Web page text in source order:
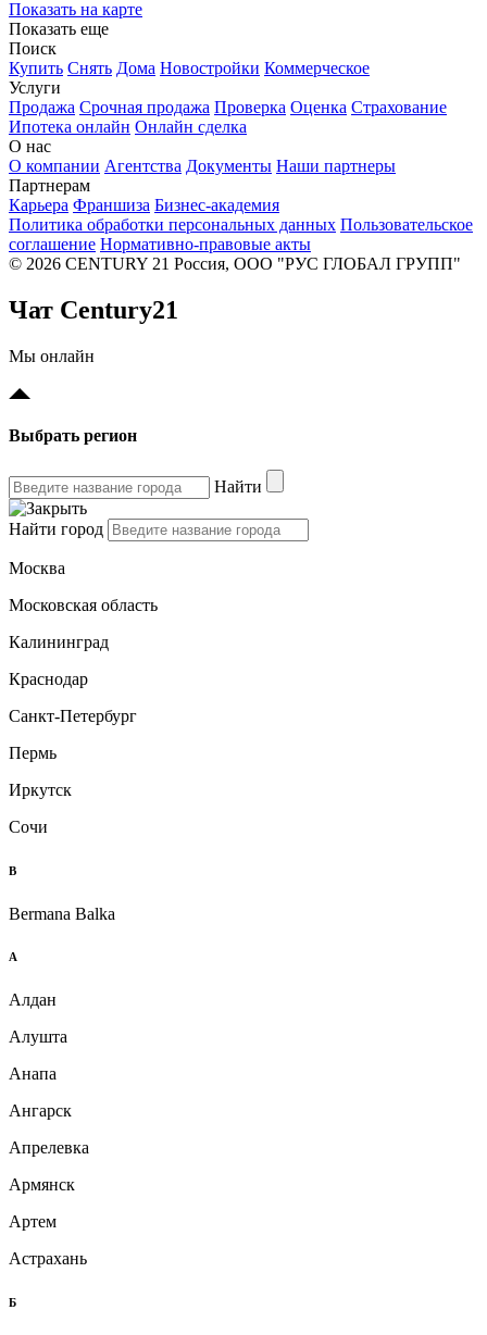
Показать на карте
Показать еще
Поиск
Купить Снять Дома Новостройки Коммерческое
Услуги
Продажа Срочная продажа Проверка Оценка Страхование
Ипотека онлайн Онлайн сделка
О нас
О компании Агентства Документы Наши партнеры
Партнерам
Карьера Франшиза Бизнес-академия
Политика обработки персональных данных Пользовательское
соглашение Нормативно-правовые акты
© 2026 CENTURY 21 Россия, ООО "РУС ГЛОБАЛ ГРУПП"
Чат Century21
Мы онлайн
Выбрать регион
Найти
Найти город
Москва
Московская область
Калининград
Краснодар
Санкт-Петербург
Пермь
Иркутск
Сочи
B
Bermana Balka
А
Алдан
Алушта
Анапа
Ангарск
Апрелевка
Армянск
Артем
Астрахань
Б